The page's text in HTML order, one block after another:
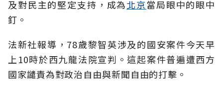
及對民主的堅定支持，成為北京當局眼中的眼中
釘。
法新社報導，78歲黎智英涉及的國安案件今天早
上10時於西九龍法院宣判。這起案件普遍遭西方
國家譴責為對政治自由與新聞自由的打擊。